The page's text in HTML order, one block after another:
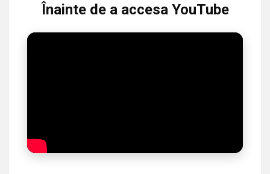
Înainte de a accesa YouTube